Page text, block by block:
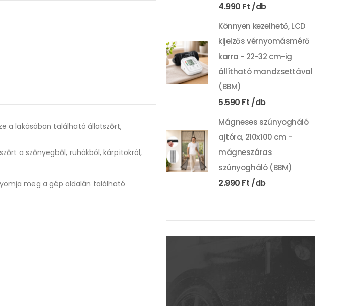
a lakásában található állatszőrt,
a szőnyegből, ruhákból, kárpitokról,
meg a gép oldalán található
4.990 Ft
Könnyen kezelhető, LCD
kijelzős vérnyomásmérő
karra - 22-32 cm-ig
állítható mandzsettával
(BBM)
5.590 Ft
Mágneses szúnyogháló
ajtóra, 210x100 cm -
mágneszáras
szúnyogháló (BBM)
2.990 Ft